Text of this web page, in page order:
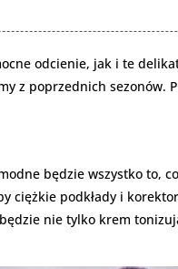
odcienie, jak i te
z poprzednich sezonów.
będzie wszystko to,
ciężkie podkłady i
nie tylko krem